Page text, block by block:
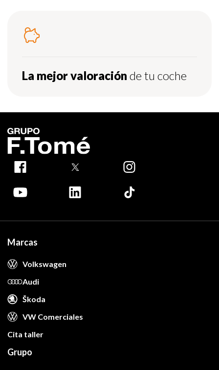
La mejor valoración de tu coche
Marcas
Volkswagen
Audi
Škoda
VW Comerciales
Cita taller
Grupo